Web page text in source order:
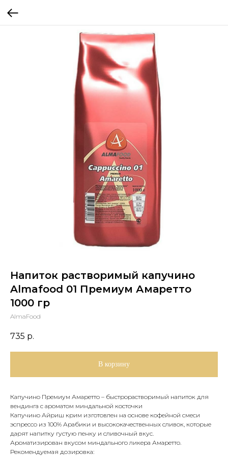
Напиток растворимый капучино
Almafood 01 Премиум Амаретто
1000 гр
AlmaFood
735 р.
В корзину
Капучино Премиум Амаретто – быстрорастворимый напиток для
вендинга с ароматом миндальной косточки
Капучино Айриш крим изготовлен на основе кофейной смеси
эспрессо из 100% Арабики и высококачественных сливок, которые
дарят напитку густую пенку и сливочный вкус.
Ароматизирован вкусом миндального ликера Амаретто.
Рекомендуемая дозировка: